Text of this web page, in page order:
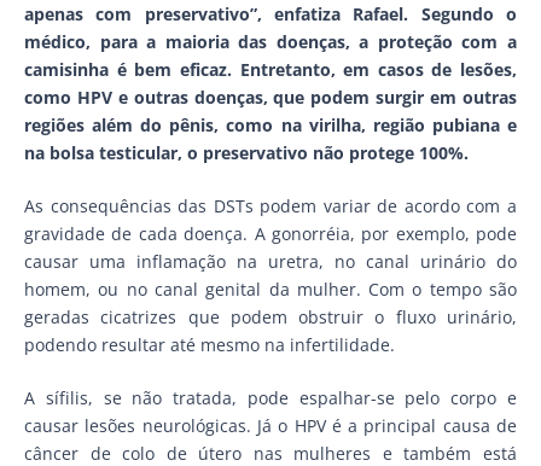
apenas com preservativo”, enfatiza Rafael. Segundo o
médico, para a maioria das doenças, a proteção com a
camisinha é bem eficaz. Entretanto, em casos de lesões,
como HPV e outras doenças, que podem surgir em outras
regiões além do pênis, como na virilha, região pubiana e
na bolsa testicular, o preservativo não protege 100%.
As consequências das DSTs podem variar de acordo com a
gravidade de cada doença. A gonorréia, por exemplo, pode
causar uma inflamação na uretra, no canal urinário do
homem, ou no canal genital da mulher. Com o tempo são
geradas cicatrizes que podem obstruir o fluxo urinário,
podendo resultar até mesmo na infertilidade.
A sífilis, se não tratada, pode espalhar-se pelo corpo e
causar lesões neurológicas. Já o HPV é a principal causa de
câncer de colo de útero nas mulheres e também está